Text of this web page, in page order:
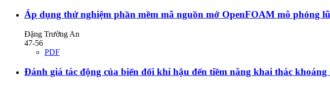
Áp dụng thử nghiệm phần mềm mã nguồn mở OpenFOAM mô phỏng
Đặng Trường An
47-56
PDF
Đánh giá tác động của biến đổi khí hậu đến tiềm năng khai thác